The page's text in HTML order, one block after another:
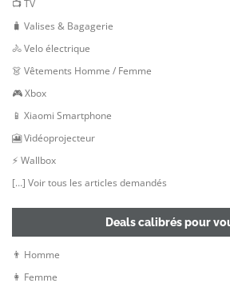
📺 TV
🧳 Valises & Bagagerie
🚴 Velo électrique
👗 Vêtements Homme / Femme
🎮 Xbox
📱 Xiaomi Smartphone
🎦 Vidéoprojecteur
⚡ Wallbox
[…] Voir tous les articles demandés
Deals calibrés pour
👨 Homme
👩 Femme